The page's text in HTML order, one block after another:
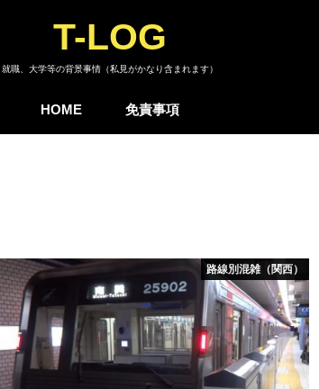
T-LOG
就職、大学等の背景事情（私見がかなり含まれます）
HOME 免責事項
路線別混雑（関西）